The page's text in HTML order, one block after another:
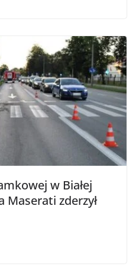
w Białej
Maserati zderzył